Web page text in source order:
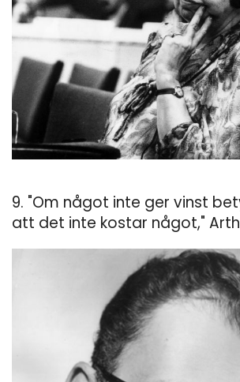
9. "Om något inte ger vinst
att det inte kostar något,"